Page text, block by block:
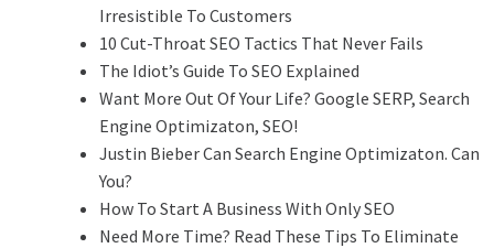
Irresistible To Customers
10 Cut-Throat SEO Tactics That Never Fails
The Idiot’s Guide To SEO Explained
Want More Out Of Your Life? Google SERP, Search
Engine Optimizaton, SEO!
Justin Bieber Can Search Engine Optimizaton. Can
You?
How To Start A Business With Only SEO
Need More Time? Read These Tips To Eliminate